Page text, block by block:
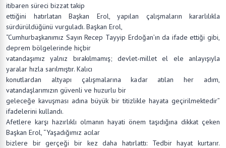
itibaren süreci bizzat takip
ettiğini hatırlatan Başkan Erol, yapılan çalışmaların kararlılıkla
sürdürüldüğünü vurguladı. Başkan Erol,
“Cumhurbaşkanımız Sayın Recep Tayyip Erdoğan’ın da ifade ettiği gibi,
deprem bölgelerinde hiçbir
vatandaşımız yalnız bırakılmamış; devlet-millet el ele anlayışıyla
yaralar hızla sarılmıştır. Kalıcı
konutlardan altyapı çalışmalarına kadar atılan her adım,
vatandaşlarımızın güvenli ve huzurlu bir
geleceğe kavuşması adına büyük bir titizlikle hayata geçirilmektedir”
ifadelerini kullandı.
Afetlere karşı hazırlıklı olmanın hayati önem taşıdığına dikkat çeken
Başkan Erol, “Yaşadığımız acılar
bizlere bir gerçeği bir kez daha hatırlattı: Tedbir hayat kurtarır.